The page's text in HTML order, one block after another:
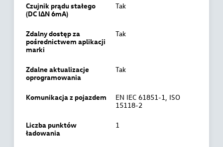
Czujnik prądu stałego
(DC IΔN 6mA)
Tak
Zdalny dostęp za
pośrednictwem aplikacji
marki
Tak
Zdalne aktualizacje
oprogramowania
Tak
Komunikacja z pojazdem
EN IEC 61851-1, ISO
15118-2
Liczba punktów
ładowania
1